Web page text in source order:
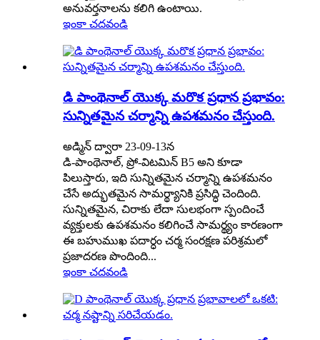
అనువర్తనాలను కలిగి ఉంటాయి.
ఇంకా చదవండి
డి పాంథెనాల్ యొక్క మరొక ప్రధాన ప్రభావం:
సున్నితమైన చర్మాన్ని ఉపశమనం చేస్తుంది.
అడ్మిన్ ద్వారా 23-09-13న
డి-పాంథెనాల్, ప్రో-విటమిన్ B5 అని కూడా
పిలుస్తారు, ఇది సున్నితమైన చర్మాన్ని ఉపశమనం
చేసే అద్భుతమైన సామర్థ్యానికి ప్రసిద్ధి చెందింది.
సున్నితమైన, చిరాకు లేదా సులభంగా స్పందించే
వ్యక్తులకు ఉపశమనం కలిగించే సామర్థ్యం కారణంగా
ఈ బహుముఖ పదార్ధం చర్మ సంరక్షణ పరిశ్రమలో
ప్రజాదరణ పొందింది...
ఇంకా చదవండి